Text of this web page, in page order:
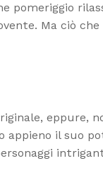
Ma ciò
eppure,
il suo